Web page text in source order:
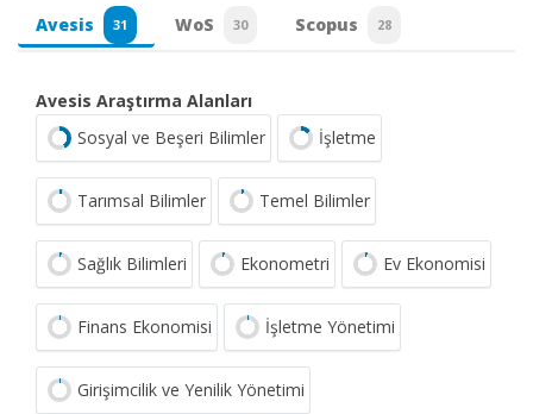
Avesis 31 WoS 30 Scopus 28
Avesis Araştırma Alanları
Sosyal ve Beşeri Bilimler
İşletme
Tarımsal Bilimler Temel Bilimler
Sağlık Bilimleri Ekonometri Ev Ekonomisi
Finans Ekonomisi İşletme Yönetimi
Girişimcilik ve Yenilik Yönetimi